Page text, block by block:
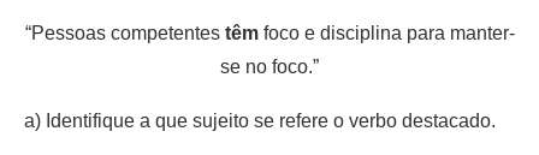
“Pessoas competentes têmfoco e disciplina para manter-
se no foco.”
a) Identifique a que sujeito se refere o verbo destacado.